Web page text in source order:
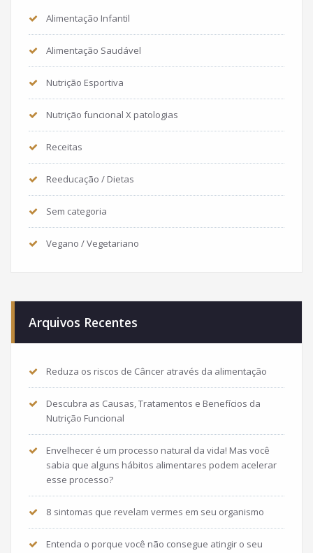
Alimentação Infantil
Alimentação Saudável
Nutrição Esportiva
Nutrição funcional X patologias
Receitas
Reeducação / Dietas
Sem categoria
Vegano / Vegetariano
Arquivos Recentes
Reduza os riscos de Câncer através da alimentação
Descubra as Causas, Tratamentos e Benefícios da
Nutrição Funcional
Envelhecer é um processo natural da vida! Mas você
sabia que alguns hábitos alimentares podem acelerar
esse processo?
8 sintomas que revelam vermes em seu organismo
Entenda o porque você não consegue atingir o seu